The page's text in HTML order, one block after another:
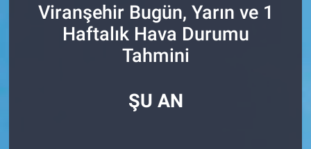
Viranşehir Bugün, Yarın ve 1
Haftalık Hava Durumu
Tahmini
ŞU AN
Devrek
Kilimli
Zonguldak Trafik Yoğunluk Haritası
Süper Lig Puan Durumu ve Fikstür
Son Dakika Haberleri